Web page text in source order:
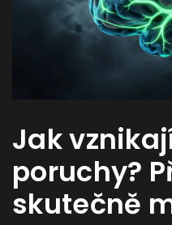
Jak
poruchy?
skutečně